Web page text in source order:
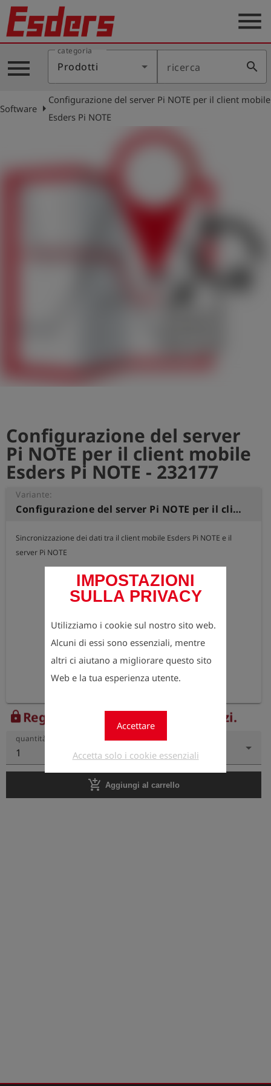
Prodotti
Applicazione
Assistenza
IMPOSTAZIONI
SULLA PRIVACY
Utilizziamo i cookie sul nostro sito web.
Alcuni di essi sono essenziali, mentre
altri ci aiutano a migliorare questo sito
Web e la tua esperienza utente.
Accettare
Accetta solo i cookie essenziali
menu
menu
categoria
Prodotti ricerca search
Software arrow_right
Configurazione del server Pi NOTE per il client mobile
Esders Pi NOTE
Configurazione del server
Pi NOTE per il client mobile
Esders Pi NOTE - 232177
Variante:
Configurazione del server Pi NOTE per il client mobile Esders Pi NOTE
Sincronizzazione dei dati tra il client mobile Esders Pi NOTE e il
server Pi NOTE
lock Registrati ora per vedere i prezzi.
quantità
1
add_shopping_cart Aggiungi al carrello